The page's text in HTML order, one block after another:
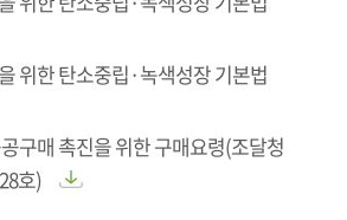
위한 탄소중립·녹색성장 기본법
구매 촉진을 위한 구매요령(조달청
호)